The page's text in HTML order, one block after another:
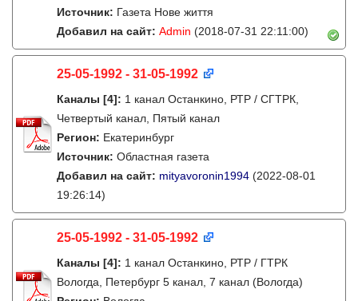
Источник: Газета Нове життя
Добавил на сайт: Admin (2018-07-31 22:11:00)
25-05-1992 - 31-05-1992
Каналы [4]: 1 канал Останкино, РТР / СГТРК,
Четвертый канал, Пятый канал
Регион: Екатеринбург
Источник: Областная газета
Добавил на сайт: mityavoronin1994 (2022-08-01
19:26:14)
25-05-1992 - 31-05-1992
Каналы [4]: 1 канал Останкино, РТР / ГТРК
Вологда, Петербург 5 канал, 7 канал (Вологда)